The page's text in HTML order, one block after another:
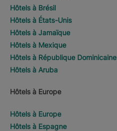
Hôtels à Brésil
Hôtels à États-Unis
Hôtels à Jamaïque
Hôtels à Mexique
Hôtels à République Dominicaine
Hôtels à Aruba
Hôtels à Europe
Hôtels à Europe
Hôtels à Espagne